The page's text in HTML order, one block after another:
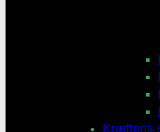
Kræftens